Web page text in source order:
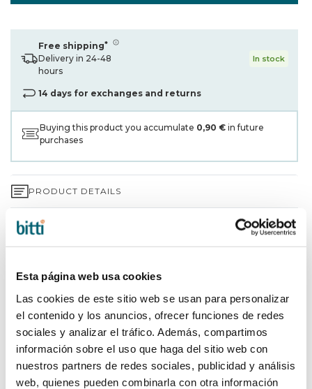
Esta página web usa cookies
Las cookies de este sitio web se usan para personalizar
el contenido y los anuncios, ofrecer funciones de redes
sociales y analizar el tráfico. Además, compartimos
información sobre el uso que haga del sitio web con
nuestros partners de redes sociales, publicidad y análisis
web, quienes pueden combinarla con otra información
Free shipping*
Delivery in 24-48
hours
In stock
14 days for exchanges and returns
Buying this product you accumulate 0,90 € in future
purchases
PRODUCT DETAILS
3-YEAR WARRANTY*
BRAND INFORMATION
SHARE